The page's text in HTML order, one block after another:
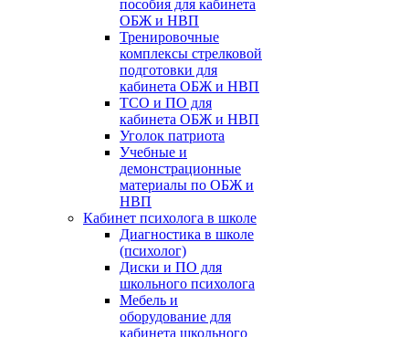
пособия для кабинета
ОБЖ и НВП
Тренировочные
комплексы стрелковой
подготовки для
кабинета ОБЖ и НВП
ТСО и ПО для
кабинета ОБЖ и НВП
Уголок патриота
Учебные и
демонстрационные
материалы по ОБЖ и
НВП
Кабинет психолога в школе
Диагностика в школе
(психолог)
Диски и ПО для
школьного психолога
Мебель и
оборудование для
кабинета школьного